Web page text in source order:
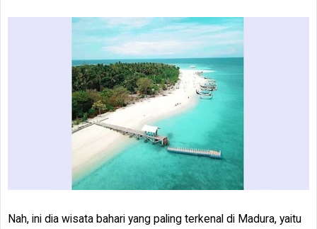
Nah, ini dia wisata bahari yang paling terkenal di Madura, yaitu